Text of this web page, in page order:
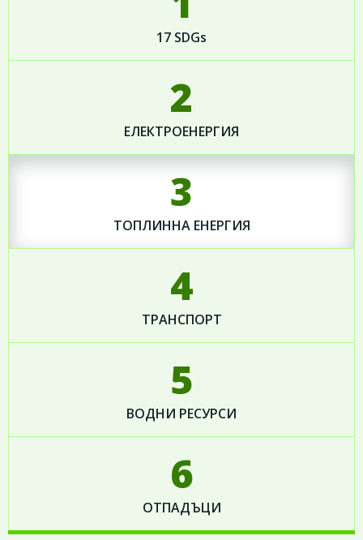
17 SDGs
2
ЕЛЕКТРОЕНЕРГИЯ
3
ТОПЛИННА ЕНЕРГИЯ
4
ТРАНСПОРТ
5
ВОДНИ РЕСУРСИ
6
ОТПАДЪЦИ